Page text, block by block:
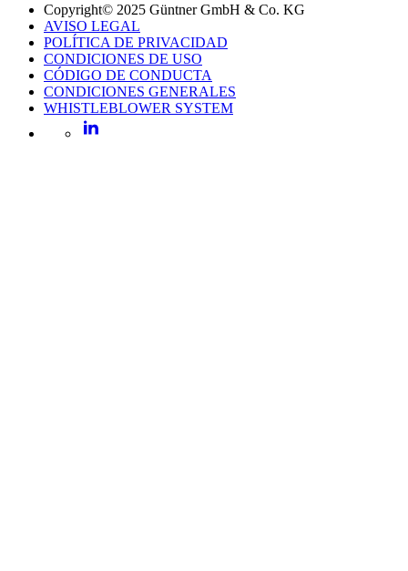
Copyright© 2025 Güntner GmbH & Co. KG
AVISO LEGAL
POLÍTICA DE PRIVACIDAD
CONDICIONES DE USO
CÓDIGO DE CONDUCTA
CONDICIONES GENERALES
WHISTLEBLOWER SYSTEM